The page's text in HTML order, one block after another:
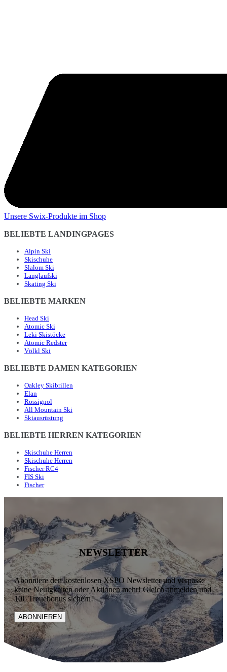
Unsere Swix-Produkte im Shop
BELIEBTE LANDINGPAGES
Alpin Ski
Skischuhe
Slalom Ski
Langlaufski
Skating Ski
BELIEBTE MARKEN
Head Ski
Atomic Ski
Leki Skistöcke
Atomic Redster
Völkl Ski
BELIEBTE DAMEN KATEGORIEN
Oakley Skibrillen
Elan
Rossignol
All Mountain Ski
Skiausrüstung
BELIEBTE HERREN KATEGORIEN
Skischuhe Herren
Skischuhe Herren
Fischer RC4
FIS Ski
Fischer
NEWSLETTER
Abonniere den kostenlosen XSPO Newsletter und verpasse
keine Neuigkeiten oder Aktionen mehr! Gleich anmelden und
10€ Treuebonus sichern!
ABONNIEREN